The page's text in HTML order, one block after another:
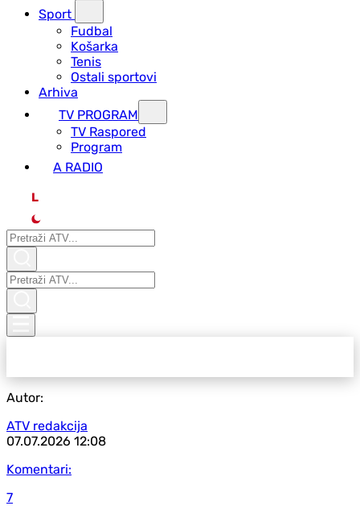
Sport
Fudbal
Košarka
Tenis
Ostali sportovi
Arhiva
TV PROGRAM
ТV Raspored
Program
A RADIO
L
Autor:
ATV redakcija
07.07.2026 12:08
Komentari:
7